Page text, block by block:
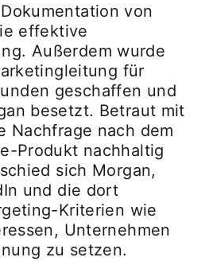
von
effektive
Außerdem wurde
für
geschaffen und
besetzt. Betraut mit
Nachfrage nach dem
Produkt nachhaltig
sich Morgan,
und die dort
Kriterien wie
Unternehmen
zu setzen.